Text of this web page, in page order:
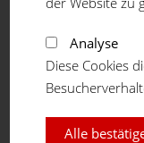
Profilreihe 40
Profilreihe 45
Profilreihe 50
Winkelprofil
Analyse
Diese Cookies
Alle